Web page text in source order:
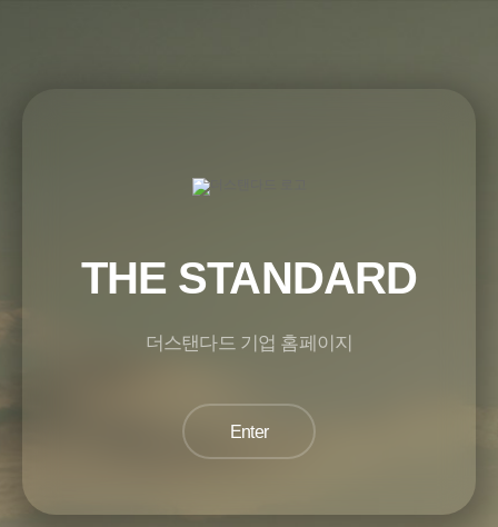
THE STANDARD
더스탠다드 기업 홈페이지
Enter